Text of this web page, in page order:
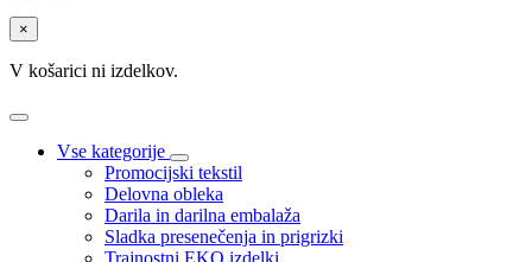
×
V košarici ni izdelkov.
Vse kategorije
Promocijski tekstil
Delovna obleka
Darila in darilna embalaža
Sladka presenečenja in prigrizki